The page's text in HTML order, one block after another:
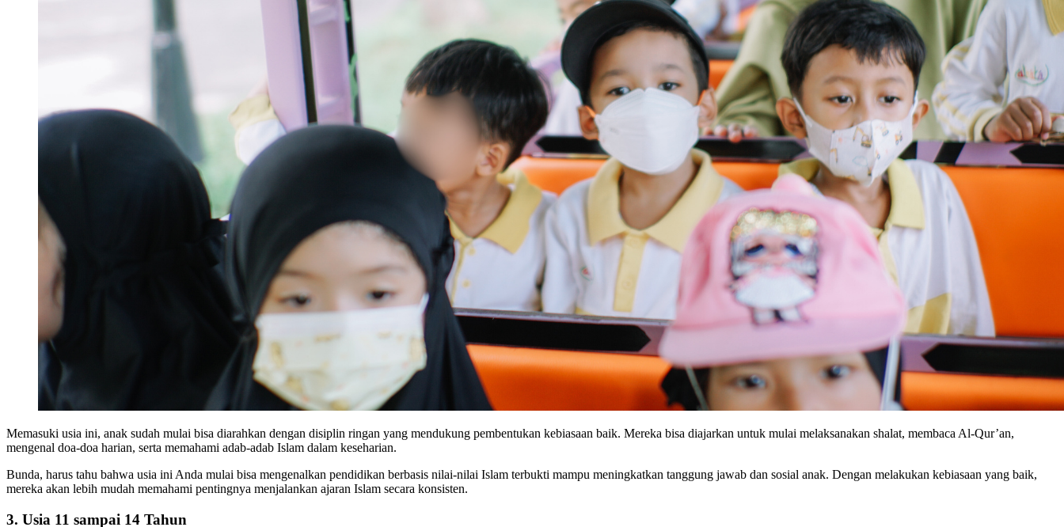
Memasuki usia ini, anak sudah mulai bisa diarahkan dengan disiplin ringan yang mendukung pembentukan kebiasaan baik. Mereka bisa diajarkan untuk mulai melaksanakan shalat, membaca Al-Qur’an,
mengenal doa-doa harian, serta memahami adab-adab Islam dalam keseharian.
Bunda, harus tahu bahwa usia ini Anda mulai bisa mengenalkan pendidikan berbasis nilai-nilai Islam terbukti mampu meningkatkan tanggung jawab dan sosial anak. Dengan melakukan kebiasaan yang baik,
mereka akan lebih mudah memahami pentingnya menjalankan ajaran Islam secara konsisten.
3. Usia 11 sampai 14 Tahun